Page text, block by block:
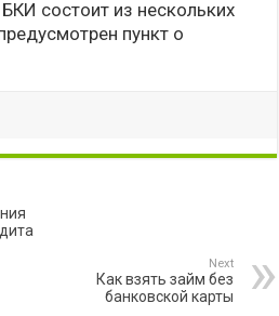
состоит из нескольких
пункт о
Next
Как взять займ без
банковской карты